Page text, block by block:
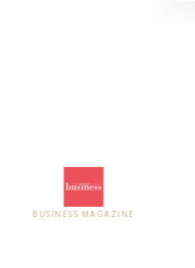
BUSINESS MAGAZINE